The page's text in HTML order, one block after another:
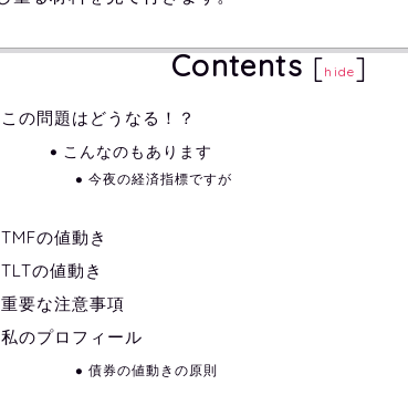
Contents [hide]
この問題はどうなる！？
こんなのもあります
今夜の経済指標ですが
TMFの値動き
TLTの値動き
重要な注意事項
私のプロフィール
債券の値動きの原則